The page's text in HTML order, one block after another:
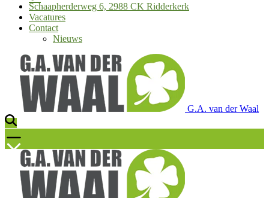
Schaapherderweg 6, 2988 CK Ridderkerk
Vacatures
Contact
Nieuws
G.A. van der Waal